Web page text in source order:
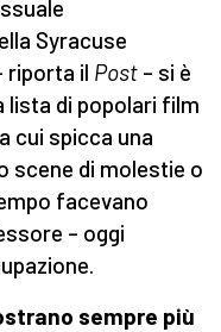
Syracuse
riporta il Post – si è
lista di popolari film
cui spicca una
scene di molestie o
facevano
– oggi
sempre più